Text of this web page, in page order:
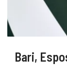
Bari,